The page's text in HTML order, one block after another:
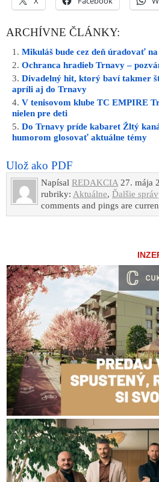
ARCHÍVNE ČLÁNKY:
Mikuláš bude cez deň úradovať
Ochranca hradieb Trnavy –
Divadelný hit, ktorý baví takmer
apríli aj do Trnavy
V tenisovom klube TC EMPIRE
nielen pre deti
Do Trnavy príde kabaret Žltý
humorom glosovať aktuálne témy
Ulož ako PDF
Napísal REDAKCIA27. mája
rubriky: Aktuálne, Ďalšie
comments and pings are